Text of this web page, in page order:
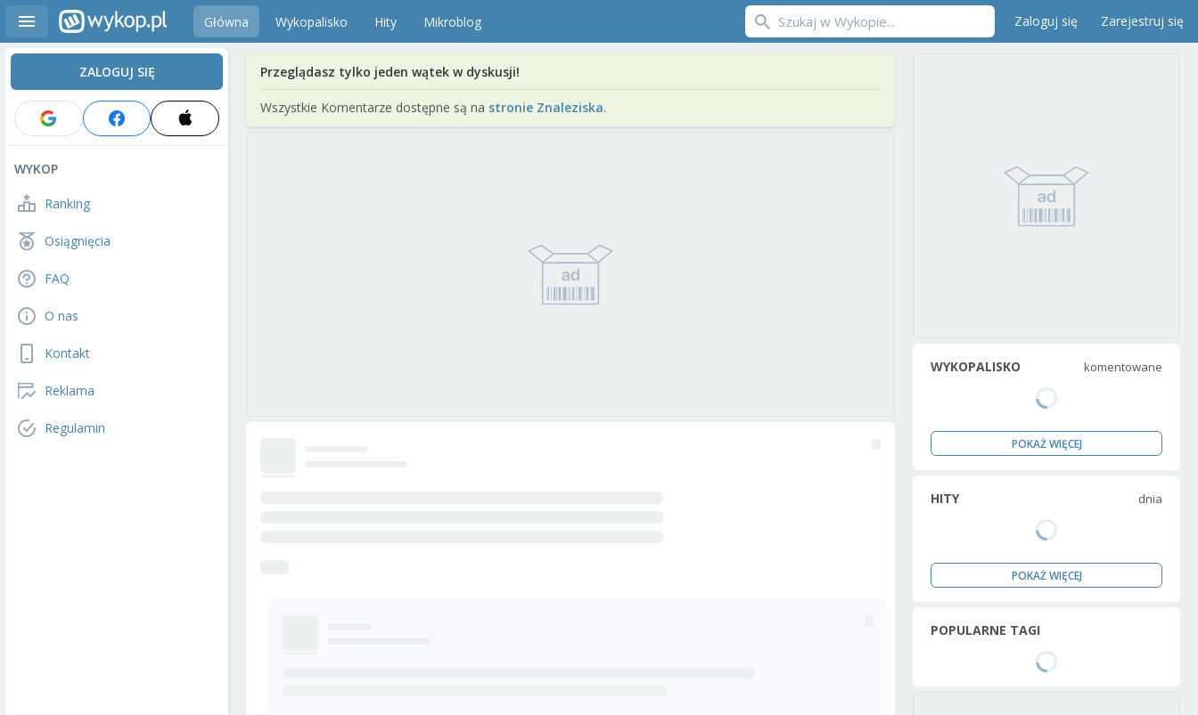
Główna Wykopalisko Hity Mikroblog Zaloguj się Zarejestruj się
ZALOGUJ SIĘ
WYKOP
Ranking
Osiągnięcia
FAQ
O nas
Kontakt
Reklama
Regulamin
Przeglądasz tylko jeden wątek w dyskusji!
Wszystkie Komentarze dostępne są na stronie Znaleziska.
WYKOPALISKO komentowane
POKAŻ WIĘCEJ
HITY dnia
POKAŻ WIĘCEJ
POPULARNE TAGI